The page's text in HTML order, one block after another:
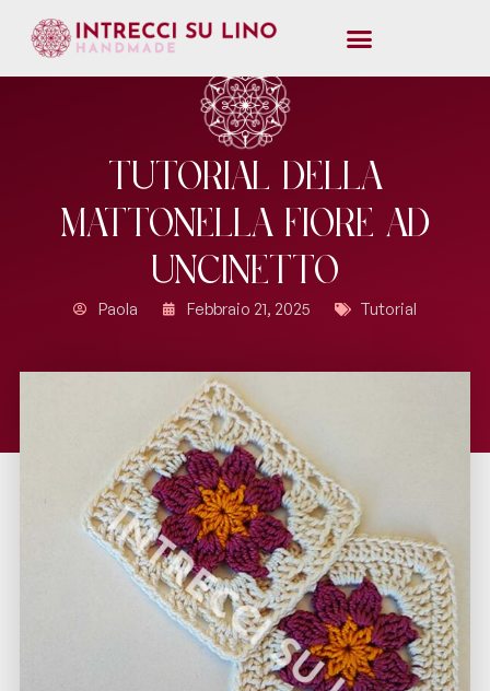
Tutorial della
Mattonella Fiore ad
Uncinetto
Paola Febbraio 21, 2025 Tutorial